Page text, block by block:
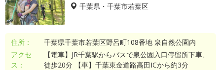
千葉県・千葉市若葉区
住所：
千葉県千葉市若葉区野呂町108番地 泉自然公園内
アクセ
ス：
【電車】JR千葉駅からバスで泉公園入口停留所下車、
徒歩20分 【車】千葉東金道路高田ICから約3分